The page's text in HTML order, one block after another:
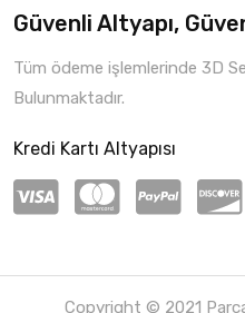
Güvenli Altyapı,
Tüm ödeme işlemlerinde 3D
Bulunmaktadır.
Kredi Kartı Altyapısı
Copyright © 2021